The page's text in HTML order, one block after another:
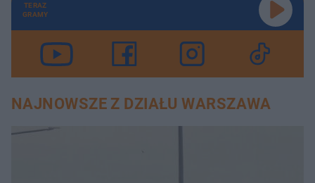
TERAZ
GRAMY
NAJNOWSZE Z DZIAŁU WARSZAWA